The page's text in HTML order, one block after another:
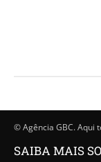
© Agência GBC. Aqui
SAIBA MAIS